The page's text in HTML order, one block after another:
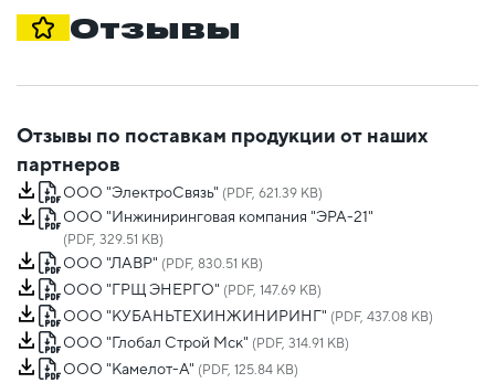
Отзывы
Отзывы по поставкам продукции от наших
партнеров
ООО "ЭлектроСвязь" (PDF, 621.39 KB)
ООО "Инжиниринговая компания "ЭРА-21"
(PDF, 329.51 KB)
ООО "ЛАВР" (PDF, 830.51 KB)
ООО "ГРЩ ЭНЕРГО" (PDF, 147.69 KB)
ООО "КУБАНЬТЕХИНЖИНИРИНГ" (PDF, 437.08 KB)
ООО "Глобал Строй Мск" (PDF, 314.91 KB)
ООО "Камелот-А" (PDF, 125.84 KB)